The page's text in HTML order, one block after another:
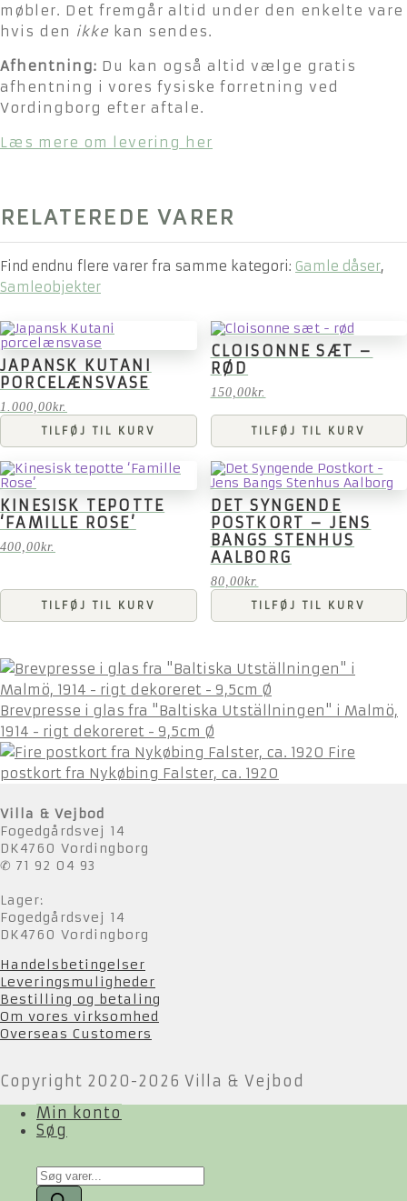
møbler. Det fremgår altid under den enkelte vare
hvis den ikke kan sendes.
Afhentning: Du kan også altid vælge gratis
afhentning i vores fysiske forretning ved
Vordingborg efter aftale.
Læs mere om levering her
RELATEREDE VARER
Find endnu flere varer fra samme kategori: Gamle dåser,
Samleobjekter
JAPANSK KUTANI
PORCELÆNSVASE
1.000,00kr.
TILFØJ TIL KURV
CLOISONNE SÆT –
RØD
150,00kr.
TILFØJ TIL KURV
KINESISK TEPOTTE
‘FAMILLE ROSE’
400,00kr.
TILFØJ TIL KURV
DET SYNGENDE
POSTKORT – JENS
BANGS STENHUS
AALBORG
80,00kr.
TILFØJ TIL KURV
Brevpresse i glas fra "Baltiska Utställningen" i Malmö,
1914 - rigt dekoreret - 9,5cm Ø
Fire
postkort fra Nykøbing Falster, ca. 1920
Villa & Vejbod
Fogedgårdsvej 14
DK4760 Vordingborg
✆ 71 92 04 93
Lager:
Fogedgårdsvej 14
DK4760 Vordingborg
Handelsbetingelser
Leveringsmuligheder
Bestilling og betaling
Om vores virksomhed
Overseas Customers
Copyright 2020-2026 Villa & Vejbod
Min konto
Søg
Products
search